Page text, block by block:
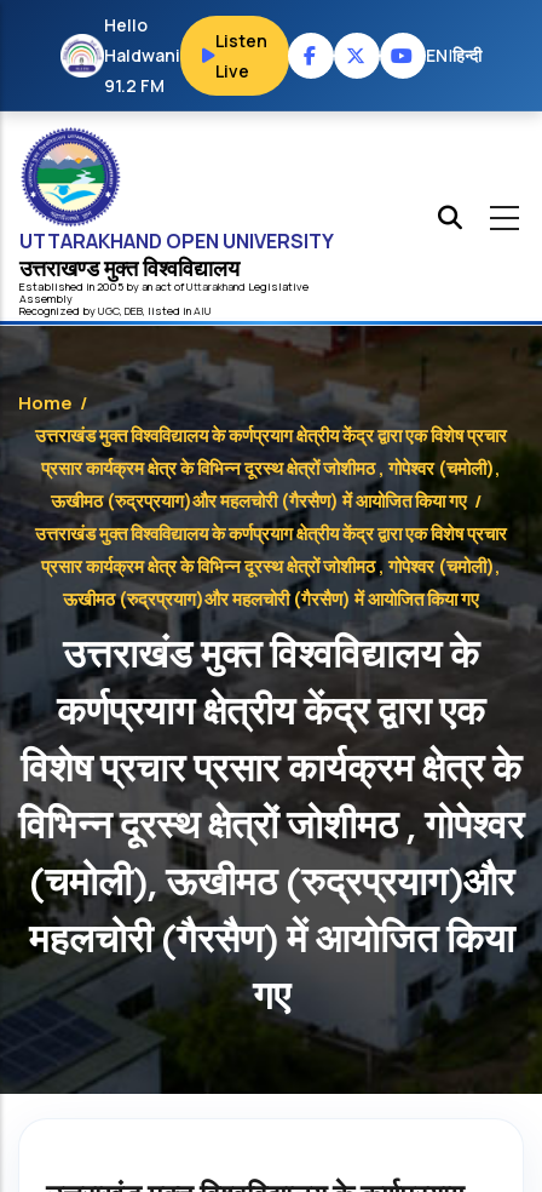
Skip to main content
Hello
Haldwani
91.2 FM
Listen
Live
EN|हिन्दी
UTTARAKHAND OPEN UNIVERSITY
उत्तराखण्ड मुक्त विश्‍वविद्यालय
Established in 2005 by an act ofUttarakhand Legislative
Assembly
Recognized byUGC, DEB, listed inAIU
Home /
उत्तराखंड मुक्त विश्वविद्यालय के कर्णप्रयाग क्षेत्रीय केंद्र द्वारा एक विशेष प्रचार
प्रसार कार्यक्रम क्षेत्र के विभिन्न दूरस्थ क्षेत्रों जोशीमठ , गोपेश्वर (चमोली),
ऊखीमठ (रुद्रप्रयाग)और महलचोरी (गैरसैण) में आयोजित किया गए /
उत्तराखंड मुक्त विश्वविद्यालय के कर्णप्रयाग क्षेत्रीय केंद्र द्वारा एक विशेष प्रचार
प्रसार कार्यक्रम क्षेत्र के विभिन्न दूरस्थ क्षेत्रों जोशीमठ , गोपेश्वर (चमोली),
ऊखीमठ (रुद्रप्रयाग)और महलचोरी (गैरसैण) में आयोजित किया गए
उत्तराखंड मुक्त विश्वविद्यालय के
कर्णप्रयाग क्षेत्रीय केंद्र द्वारा एक
विशेष प्रचार प्रसार कार्यक्रम क्षेत्र के
विभिन्न दूरस्थ क्षेत्रों जोशीमठ , गोपेश्वर
(चमोली), ऊखीमठ (रुद्रप्रयाग)और
महलचोरी (गैरसैण) में आयोजित किया
गए